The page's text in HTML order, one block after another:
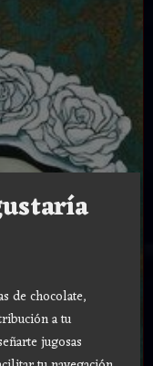
de chocolate,
a tu
jugosas